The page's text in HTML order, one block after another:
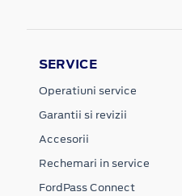
SERVICE
Operatiuni service
Garantii si revizii
Accesorii
Rechemari in service
FordPass Connect